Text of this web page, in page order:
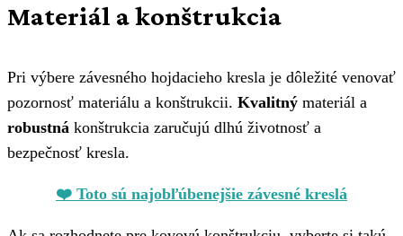
Materiál a konštrukcia
Pri výbere závesného hojdacieho kresla je dôležité venovať
pozornosť materiálu a konštrukcii. Kvalitný materiál a
robustná konštrukcia zaručujú dlhú životnosť a
bezpečnosť kresla.
❤️ Toto sú najobľúbenejšie závesné kreslá